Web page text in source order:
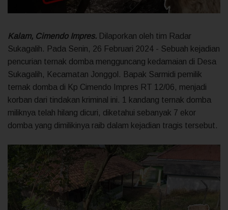
Kalam, Cimendo Impres. Dilaporkan oleh tim Radar
Sukagalih. Pada Senin, 26 Februari 2024 - Sebuah kejadian
pencurian ternak domba mengguncang kedamaian di Desa
Sukagalih, Kecamatan Jonggol. Bapak Sarmidi pemilik
ternak domba di Kp Cimendo Impres RT 12/06, menjadi
korban dari tindakan kriminal ini. 1 kandang ternak domba
miliknya telah hilang dicuri, diketahui sebanyak 7 ekor
domba yang dimilikinya raib dalam kejadian tragis tersebut.